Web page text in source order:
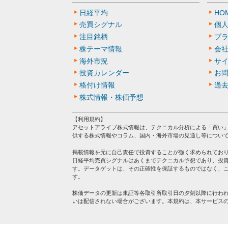
日経平均
売買シグナル
注目銘柄
株テーマ情報
海外市況
投資カレンダー
格付け情報
株式情報・株価予想
個
プ
会
サ
お
過
【利用規約】
アセットアライブ株式情報は、テクニカル分析による「買
供する株式情報やコラム、国内・海外市場の見通し等につい
掲載情報を元に自己責任で投資することが強く求められてお
日経平均売買シグナルはあくまでテクニカル予想であり、投
す。データゲットは、その正確性を保証するものではなく、
す。
株価データの更新は東証等各取引所取引日の夕刻以降に行わ
いは配信されない場合がございます。本規約は、本サービス